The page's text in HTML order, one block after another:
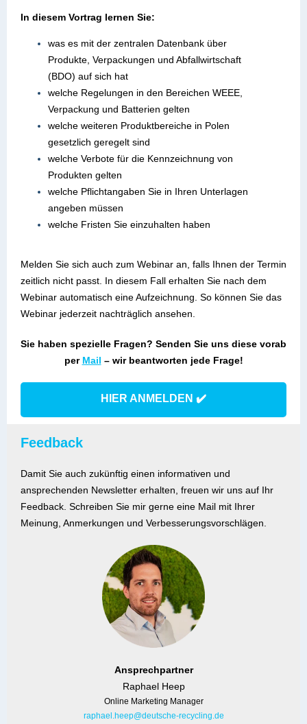
In diesem Vortrag lernen Sie:
was es mit der zentralen Datenbank über
Produkte, Verpackungen und Abfallwirtschaft
(BDO) auf sich hat
welche Regelungen in den Bereichen WEEE,
Verpackung und Batterien gelten
welche weiteren Produktbereiche in Polen
gesetzlich geregelt sind
welche Verbote für die Kennzeichnung von
Produkten gelten
welche Pflichtangaben Sie in Ihren Unterlagen
angeben müssen
welche Fristen Sie einzuhalten haben
Melden Sie sich auch zum Webinar an, falls Ihnen der Termin
zeitlich nicht passt. In diesem Fall erhalten Sie nach dem
Webinar automatisch eine Aufzeichnung. So können Sie das
Webinar jederzeit nachträglich ansehen.
Sie haben spezielle Fragen? Senden Sie uns diese vorab
per Mail – wir beantworten jede Frage!
HIER ANMELDEN ✔️
Feedback
Damit Sie auch zukünftig einen informativen und
ansprechenden Newsletter erhalten, freuen wir uns auf Ihr
Feedback. Schreiben Sie mir gerne eine Mail mit Ihrer
Meinung, Anmerkungen und Verbesserungsvorschlägen.
Ansprechpartner
Raphael Heep
Online Marketing Manager
raphael.heep@deutsche-recycling.de